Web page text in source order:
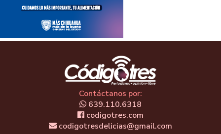
Contáctanos por:
639.110.6318
codigotres.com
codigotresdelicias@gmail.com